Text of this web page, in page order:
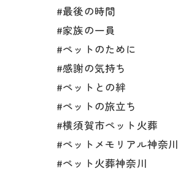
#最後の時間
#家族の一員
#ペットのために
#感謝の気持ち
#ペットとの絆
#ペットの旅立ち
#横須賀市ペット火葬
#ペットメモリアル神奈川
#ペット火葬神奈川